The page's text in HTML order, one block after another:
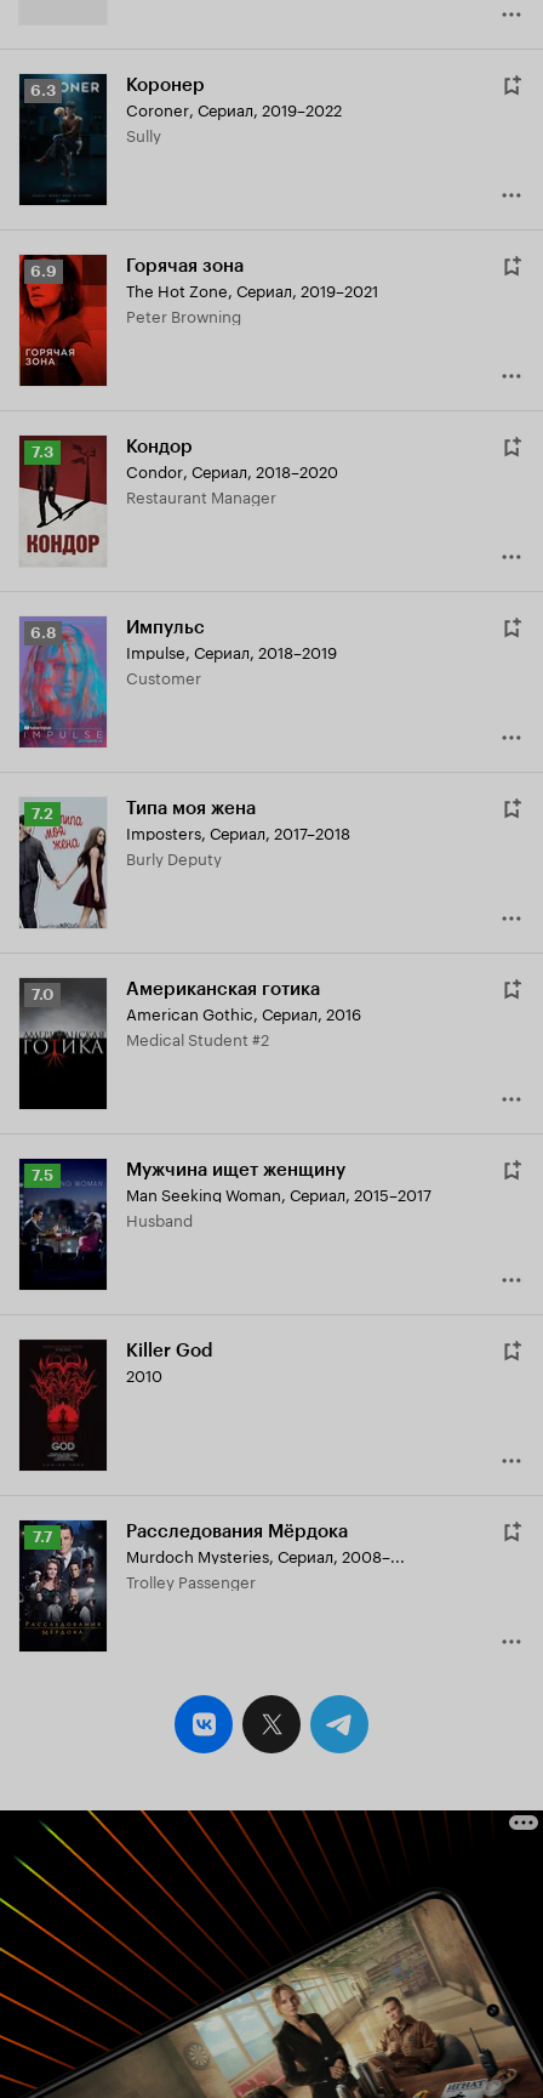
Рейтинг
Кинопоиска
6.3
6.3 Коронер
Coroner, Сериал, 2019–2022
Sully
Рейтинг
Кинопоиска
6.9
6.9 Горячая зона
The Hot Zone, Сериал, 2019–2021
Peter Browning
Рейтинг
Кинопоиска
7.3
7.3 Кондор
Condor, Сериал, 2018–2020
Restaurant Manager
Рейтинг
Кинопоиска
6.8
6.8 Импульс
Impulse, Сериал, 2018–2019
Customer
Рейтинг
Кинопоиска
7.2
7.2 Типа моя жена
Imposters, Сериал, 2017–2018
Burly Deputy
Рейтинг
Кинопоиска
7.0
7.0 Американская готика
American Gothic, Сериал, 2016
Medical Student #2
Рейтинг
Кинопоиска
7.5
7.5 Мужчина ищет женщину
Man Seeking Woman, Сериал, 2015–2017
Husband
Killer God
2010
Рейтинг
Кинопоиска
7.7
7.7 Расследования Мёрдока
Murdoch Mysteries, Сериал, 2008–...
Trolley Passenger